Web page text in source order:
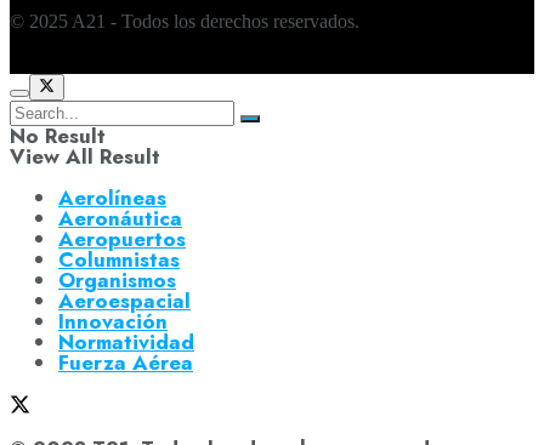
© 2025 A21 - Todos los derechos reservados.
No Result
View All Result
Aerolíneas
Aeronáutica
Aeropuertos
Columnistas
Organismos
Aeroespacial
Innovación
Normatividad
Fuerza Aérea